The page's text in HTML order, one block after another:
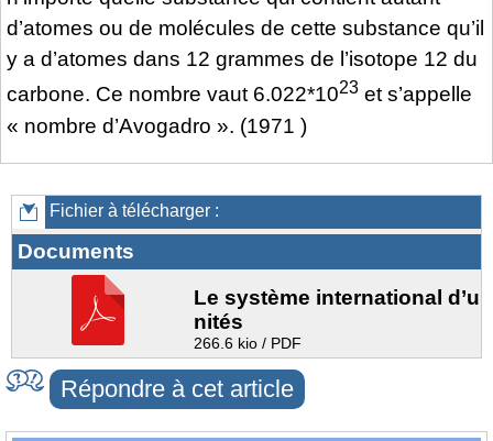
d’atomes ou de molécules de cette substance qu’il
y a d’atomes dans 12 grammes de l’isotope 12 du
carbone. Ce nombre vaut 6.022*1023 et s’appelle
« nombre d’Avogadro ». (1971 )
Fichier à télécharger :
Documents
Le système international d’u
nités
266.6 kio / PDF
Répondre à cet article